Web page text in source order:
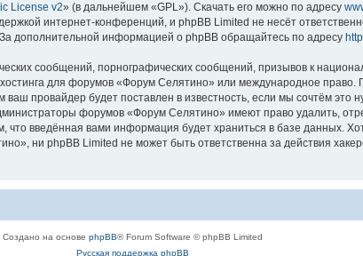
License v2» (в дальнейшем «GPL»). Скачать его можно по адресу
интернет-конференций, и phpBB Limited не несёт
дополнительной информацией о phpBB обращайтесь по адресу
сообщений, порнографических сообщений, призывов к
для форумов «Форум Селятино» или международное
провайдер будет поставлен в известность, если мы сочтём это
форумов «Форум Селятино» имеют право удалить,
что введённая вами информация будет храниться в базе данных.
ни phpBB Limited не может быть ответственна за действия
Создано на основе phpBB® Forum Software © phpBB Limited
Русская поддержка phpBB